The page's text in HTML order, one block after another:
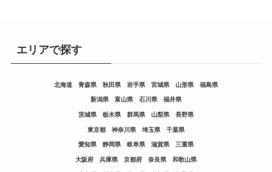
エリアで探す
北海道 青森県 秋田県 岩手県 宮城県 山形県 福島県
新潟県 富山県 石川県 福井県
茨城県 栃木県 群馬県 山梨県 長野県
東京都 神奈川県 埼玉県 千葉県
愛知県 静岡県 岐阜県 滋賀県 三重県
大阪府 兵庫県 京都府 奈良県 和歌山県